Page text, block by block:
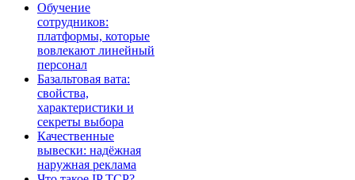
Обучение
сотрудников:
платформы, которые
вовлекают линейный
персонал
Базальтовая вата:
свойства,
характеристики и
секреты выбора
Качественные
вывески: надёжная
наружная реклама